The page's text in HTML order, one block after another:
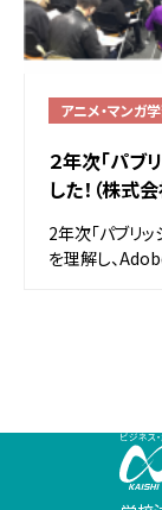
アニメ・マンガ
２年次「パ
した！（株式
2年次「パブリ
を理解し、